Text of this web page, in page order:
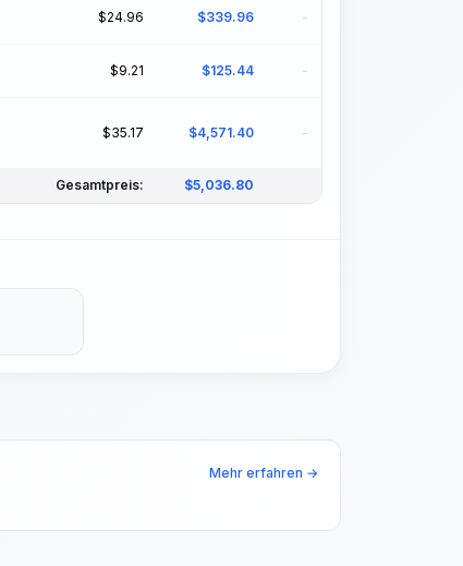
$24.96 $339.96 -
$9.21 $125.44 -
$35.17 $4,571.40 -
Gesamtpreis: $5,036.80
Mehr erfahren →